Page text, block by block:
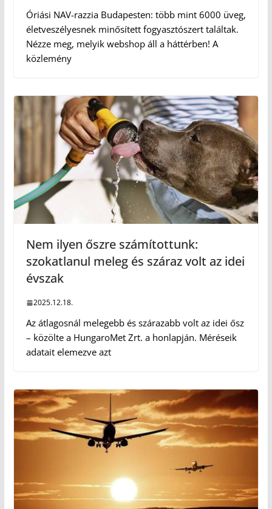
Óriási NAV-razzia Budapesten: több mint 6000 üveg,
életveszélyesnek minősített fogyasztószert találtak.
Nézze meg, melyik webshop áll a háttérben! A
közlemény
Nem ilyen őszre számítottunk:
szokatlanul meleg és száraz volt az idei
évszak
2025.12.18.
Az átlagosnál melegebb és szárazabb volt az idei ősz
– közölte a HungaroMet Zrt. a honlapján. Méréseik
adatait elemezve azt